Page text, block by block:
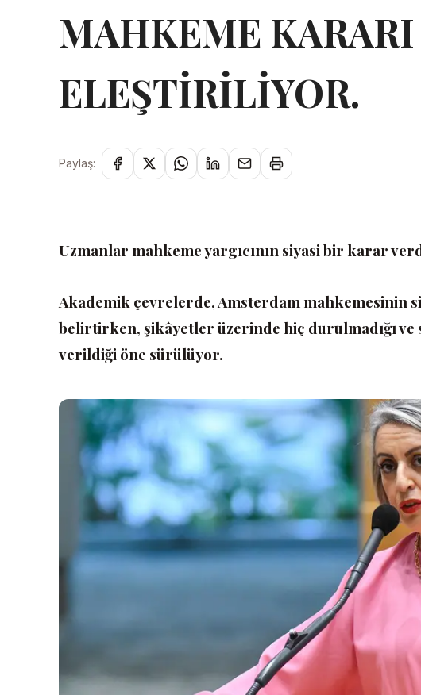
MAHKEME
ELEŞTİRİLİYOR.
Paylaş:
Uzmanlar mahkeme yargıcının siyasi bir karar
Akademik çevrelerde, Amsterdam mahkemesinin
belirtirken, şikâyetler üzerinde hiç durulmadığı
verildiği öne sürülüyor.